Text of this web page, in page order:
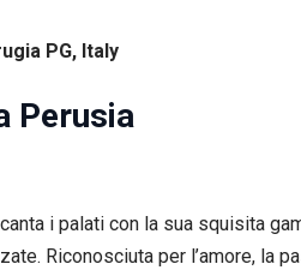
PG, Italy
Perusia
i palati con la sua squisita
Riconosciuta per l’amore, la